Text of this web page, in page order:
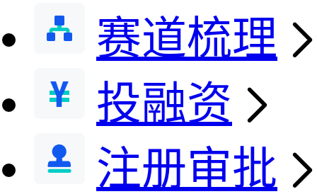
赛道梳理
投融资
注册审批